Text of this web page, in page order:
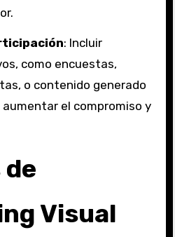
: Incluir
como encuestas,
o contenido generado
el compromiso y
Visual